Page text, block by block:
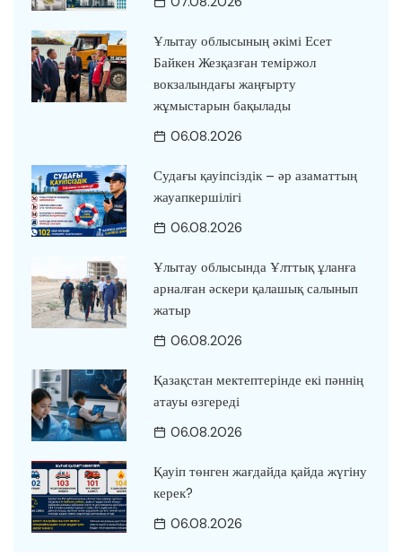
Ұлытау облысының әкімі Есет
Байкен Жезқазған теміржол
вокзалындағы жаңғырту
жұмыстарын бақылады
06.08.2026
Судағы қауіпсіздік – әр азаматтың
жауапкершілігі
06.08.2026
Ұлытау облысында Ұлттық ұланға
арналған әскери қалашық салынып
жатыр
06.08.2026
Қазақстан мектептерінде екі пәннің
атауы өзгереді
06.08.2026
Қауіп төнген жағдайда қайда жүгіну
керек?
06.08.2026